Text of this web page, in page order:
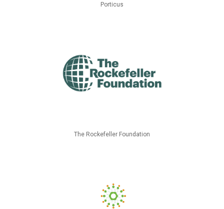
Porticus
The Rockefeller Foundation